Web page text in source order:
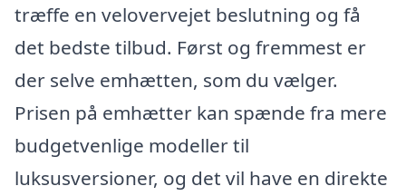
træffe en velovervejet beslutning og få
det bedste tilbud. Først og fremmest er
der selve emhætten, som du vælger.
Prisen på emhætter kan spænde fra mere
budgetvenlige modeller til
luksusversioner, og det vil have en direkte